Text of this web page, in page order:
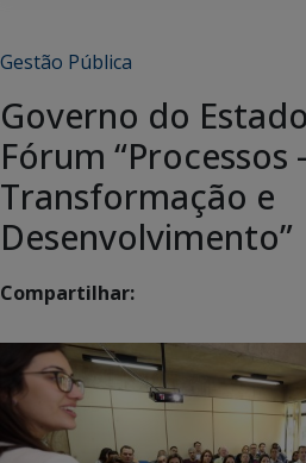
Gestão Pública
Governo do
Fórum “Processos
Transformação e
Desenvolvimento”
Compartilhar: